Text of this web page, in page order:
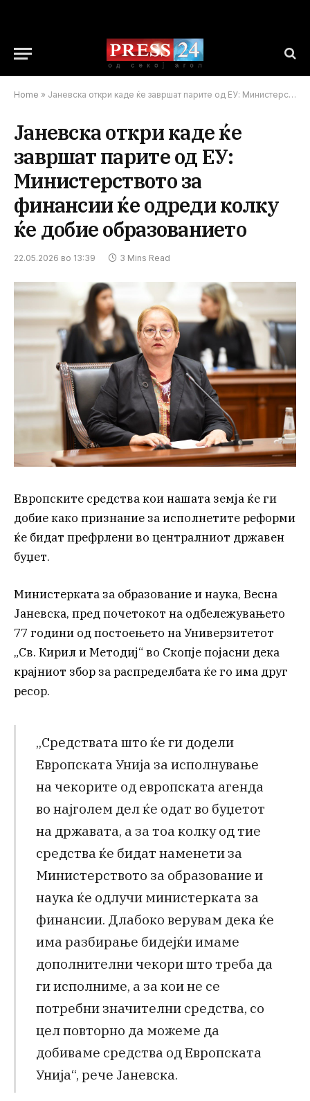
Home » Јаневска откри каде ќе завршат парите од ЕУ: Министерството за финансии ќе одреди колку ќе добие образованието
Јаневска откри каде ќе
завршат парите од ЕУ:
Министерството за
финансии ќе одреди колку
ќе добие образованието
22.05.2026 во 13:39 3 Mins Read
Европските средства кои нашата земја ќе ги
добие како признание за исполнетите реформи
ќе бидат префрлени во централниот државен
буџет.
Министерката за образование и наука, Весна
Јаневска, пред почетокот на одбележувањето
77 години од постоењето на Универзитетот
„Св. Кирил и Методиј“ во Скопје појасни дека
крајниот збор за распределбата ќе го има друг
ресор.
„Средствата што ќе ги додели
Европската Унија за исполнување
на чекорите од европската агенда
во најголем дел ќе одат во буџетот
на државата, а за тоа колку од тие
средства ќе бидат наменети за
Министерството за образование и
наука ќе одлучи министерката за
финансии. Длабоко верувам дека ќе
има разбирање бидејќи имаме
дополнителни чекори што треба да
ги исполниме, а за кои не се
потребни значителни средства, со
цел повторно да можеме да
добиваме средства од Европската
Унија“, рече Јаневска.